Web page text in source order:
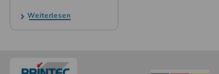
Weiterlesen